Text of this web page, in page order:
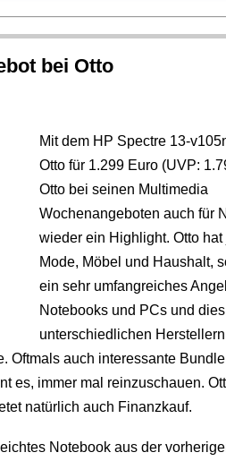
bei Otto
Mit dem HP Spectre 13-
Otto für 1.299 Euro (UVP:
Otto bei seinen Multimedia
Wochenangeboten auch für
wieder ein Highlight. Otto hat
Mode, Möbel und Haushalt,
ein sehr umfangreiches
Notebooks und PCs und
unterschiedlichen
Oftmals auch interessante
es, immer mal reinzuschauen.
natürlich auch Finanzkauf.
Notebook aus der